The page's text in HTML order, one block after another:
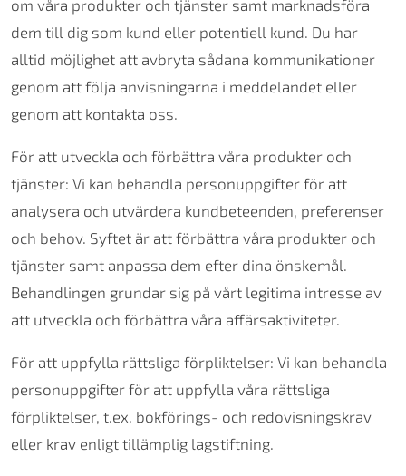
om våra produkter och tjänster samt marknadsföra
dem till dig som kund eller potentiell kund. Du har
alltid möjlighet att avbryta sådana kommunikationer
genom att följa anvisningarna i meddelandet eller
genom att kontakta oss.
För att utveckla och förbättra våra produkter och
tjänster: Vi kan behandla personuppgifter för att
analysera och utvärdera kundbeteenden, preferenser
och behov. Syftet är att förbättra våra produkter och
tjänster samt anpassa dem efter dina önskemål.
Behandlingen grundar sig på vårt legitima intresse av
att utveckla och förbättra våra affärsaktiviteter.
För att uppfylla rättsliga förpliktelser: Vi kan behandla
personuppgifter för att uppfylla våra rättsliga
förpliktelser, t.ex. bokförings- och redovisningskrav
eller krav enligt tillämplig lagstiftning.